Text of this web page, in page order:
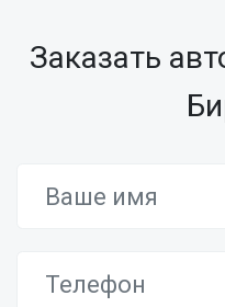
Заказать